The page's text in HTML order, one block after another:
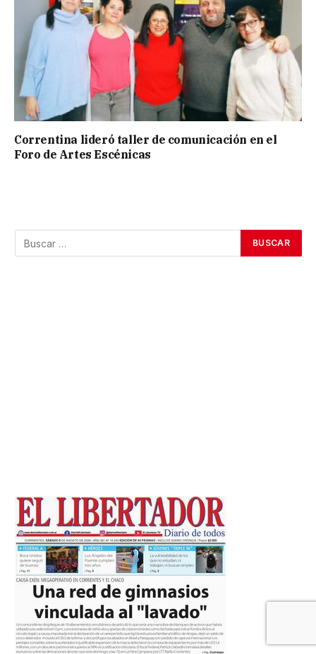
Correntina lideró taller de comunicación en el
Foro de Artes Escénicas